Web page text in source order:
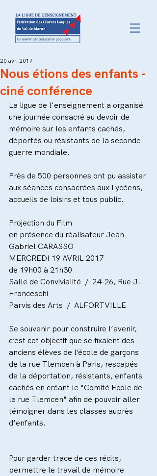
Nous étions des enfants -
ciné conférence
20 avr. 2017
La ligue de l'enseignement a organisé
une journée consacré au devoir de
mémoire sur les enfants cachés,
déportés ou résistants de la seconde
guerre mondiale.
Près de 500 personnes ont pu assister
aux séances consacrées aux Lycéens,
accueils de loisirs et tous public.
Projection du Film
en présence du réalisateur Jean-
Gabriel CARASSO
MERCREDI 19 AVRIL 2017
de 19h00 à 21h30
Salle de Convivialité  /  24-26, Rue J.
Franceschi
Parvis des Arts  /  ALFORTVILLE
Se souvenir pour construire l’avenir,
c’est cet objectif que se fixaient des
anciens élèves de l’école de garçons
de la rue Tlemcen à Paris, rescapés
de la déportation, résistants, enfants
cachés en créant le "Comité Ecole de
la rue Tlemcen" afin de pouvoir aller
témoigner dans les classes auprès
d'enfants.
Pour garder trace de ces récits,
permettre le travail de mémoire